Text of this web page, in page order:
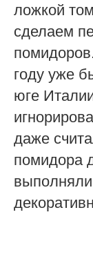
ложкой
сделаем
году уже
юге
даже
помидора